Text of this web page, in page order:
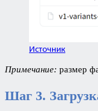
Источник
Примечание: размер
Шаг 3.